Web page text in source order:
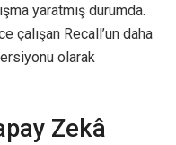
yaratmış durumda.
çalışan Recall’un daha
olarak
Zekâ